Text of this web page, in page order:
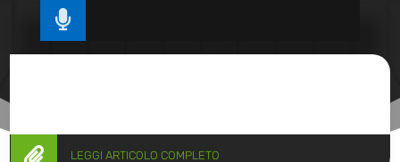

 LEGGI ARTICOLO COMPLETO